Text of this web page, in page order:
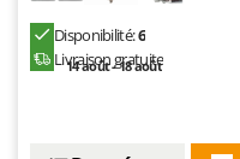
Disponibilité:6
Livraison gratuite
14 août - 18 août